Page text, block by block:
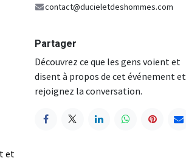
et
contact@ducieletdeshommes.com
Partager
Découvrez ce que les gens voient et
disent à propos de cet événement et
rejoignez la conversation.